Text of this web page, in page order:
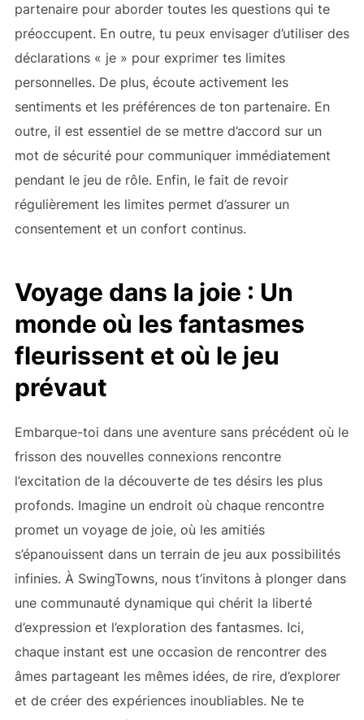
partenaire pour aborder toutes les questions qui te
préoccupent. En outre, tu peux envisager d’utiliser des
déclarations « je » pour exprimer tes limites
personnelles. De plus, écoute activement les
sentiments et les préférences de ton partenaire. En
outre, il est essentiel de se mettre d’accord sur un
mot de sécurité pour communiquer immédiatement
pendant le jeu de rôle. Enfin, le fait de revoir
régulièrement les limites permet d’assurer un
consentement et un confort continus.
Voyage dans la joie : Un
monde où les fantasmes
fleurissent et où le jeu
prévaut
Embarque-toi dans une aventure sans précédent où le
frisson des nouvelles connexions rencontre
l’excitation de la découverte de tes désirs les plus
profonds. Imagine un endroit où chaque rencontre
promet un voyage de joie, où les amitiés
s’épanouissent dans un terrain de jeu aux possibilités
infinies. À SwingTowns, nous t’invitons à plonger dans
une communauté dynamique qui chérit la liberté
d’expression et l’exploration des fantasmes. Ici,
chaque instant est une occasion de rencontrer des
âmes partageant les mêmes idées, de rire, d’explorer
et de créer des expériences inoubliables. Ne te